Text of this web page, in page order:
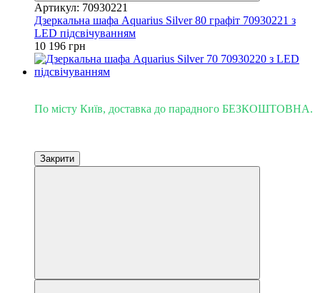
Артикул: 70930221
Дзеркальна шафа Aquarius Silver 80 графіт 70930221 з
LED підсвічуванням
10 196 грн
По місту Київ, доставка до парадного БЕЗКОШТОВНА.
Закрити